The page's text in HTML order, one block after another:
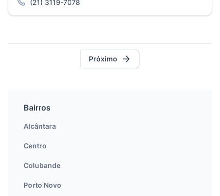
(21) 3119-7078
Próximo
Bairros
Alcântara
Centro
Colubande
Porto Novo